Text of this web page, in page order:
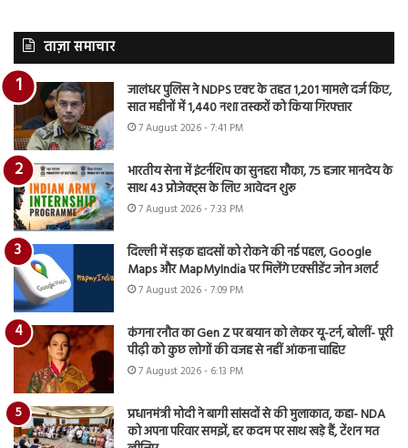
ताज़ा समाचार
जालंधर पुलिस ने NDPS एक्ट के तहत 1,201 मामले दर्ज किए,
सात महीनों में 1,440 नशा तस्करों को किया गिरफ्तार
7 August 2026 - 7:41 PM
भारतीय सेना में इंटर्नशिप का सुनहरा मौका, 75 हजार मानदेय के
साथ 43 प्रोजेक्ट्स के लिए आवेदन शुरू
7 August 2026 - 7:33 PM
दिल्ली में सड़क हादसों को रोकने की नई पहल, Google
Maps और MapMyIndia पर मिलेंगे एक्सीडेंट जोन अलर्ट
7 August 2026 - 7:09 PM
कंगना रनौत का Gen Z पर बयान को लेकर यू-टर्न, बोलीं- पूरी
पीढ़ी को कुछ लोगों की वजह से नहीं आंकना चाहिए
7 August 2026 - 6:13 PM
प्रधानमंत्री मोदी ने बागी सांसदों से की मुलाकात, कहा- NDA
को अपना परिवार समझें, हर कदम पर साथ खड़े हैं, टेंशन मत